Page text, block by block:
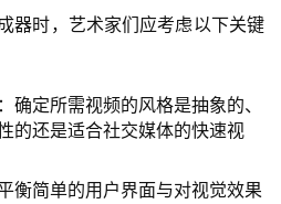
器时，艺术家们应考虑以下关键
‌：确定所需视频的风格是抽象的、
的还是适合社交媒体的快速视
衡简单的用户界面与对视觉效果